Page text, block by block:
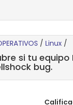
/ Linux /
si tu equipo
bug.